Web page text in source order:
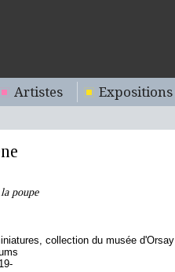
Artistes Expositions
poupe
collection du musée d'Orsay